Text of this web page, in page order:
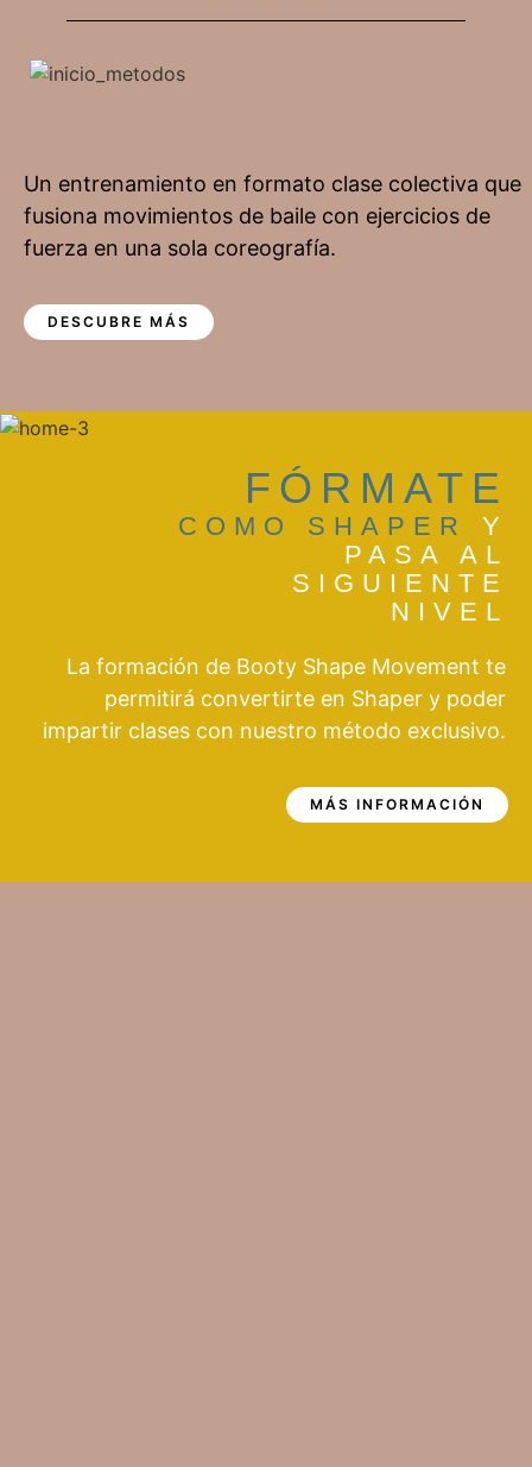
Un entrenamiento en formato clase colectiva que
fusiona movimientos de baile con ejercicios de
fuerza en una sola coreografía.
DESCUBRE MÁS
FÓRMATE
COMO SHAPER Y
PASA AL
SIGUIENTE
NIVEL
La formación de Booty Shape Movement te
permitirá convertirte en Shaper y poder
impartir clases con nuestro método exclusivo.
MÁS INFORMACIÓN